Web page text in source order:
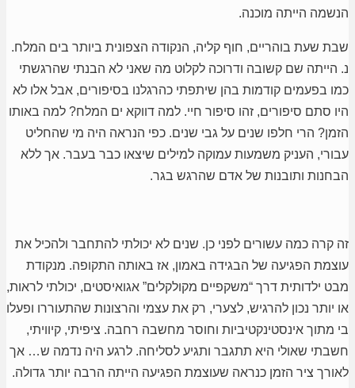
הנשמה הייתה מוכנה.
שבת שעת בוהריים, חוף קליה, הנקודה הצפונית ביותר בים המלח.
נ. הייתה שם קשובה ודרוכה לקלוט מה שאני לא הבנתי שהרגשתי
כמו בפעמים קודמות בהן שיתפתי כהרגלנו בסיפורים, אבל אלו לא
היו סתם סיפורים, זהו סיפור חיי. למה דווקא ים המלח? למה באותו
הזמן? הרי חלפו שנים על גבי שנים. כפי הנראה היה מי שהחליט
עבורי, העניק משמעות עמוקה למילים שיצאו כבר בעבר. אך ללא
הבחנות ותובנות של אדם שהרגש בגר.
זה קרה כמה עשורים לפני כן. שנים לא יכולתי להתחבר ולהכיל את
עוצמת הפגיעה של הבגידה באמון, אז באותה התקופה. מנקודת
מבט ילדותית דרך “משקפיים מקולקלים” אגואיסטים, יכולתי לראות,
או יותר נכון להרגיש, לצערי, רק את עצמי והרצונות שהתעוררו ופעלו
בי מתוך אינסטינקטיביות וחוסר מחשבה רחבה. ציפיתי, קיוויתי,
חשבתי שאולי היא תתגבר ותגיע לסליחה. לרגע היה נדמה ש… אך
לאורך ציר הזמן כנראה שעוצמת הפגיעה הייתה הרבה יותר גדולה.